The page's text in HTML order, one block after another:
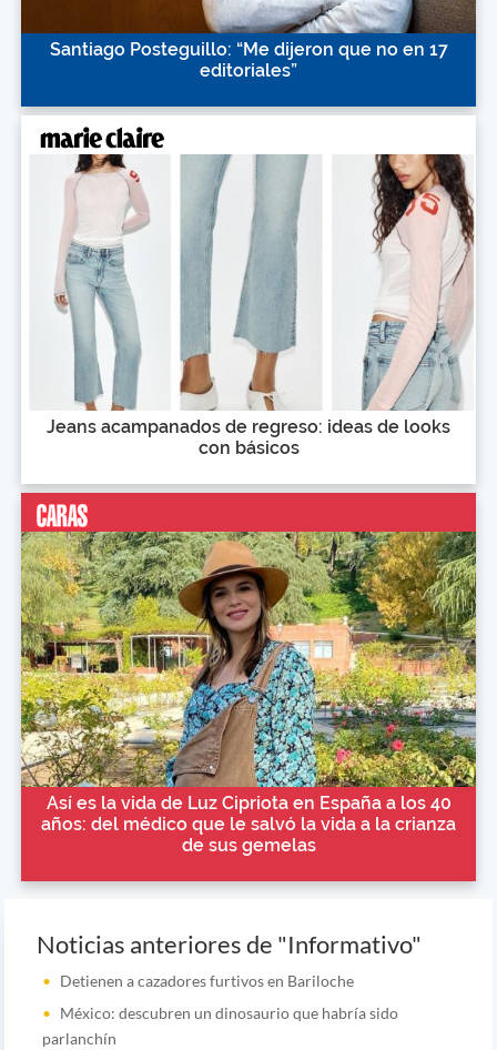
Santiago Posteguillo: “Me dijeron que no en 17
editoriales”
Jeans acampanados de regreso: ideas de looks
con básicos
Así es la vida de Luz Cipriota en España a los 40
años: del médico que le salvó la vida a la crianza
de sus gemelas
Noticias anteriores de "Informativo"
Detienen a cazadores furtivos en Bariloche
México: descubren un dinosaurio que habría sido
parlanchín